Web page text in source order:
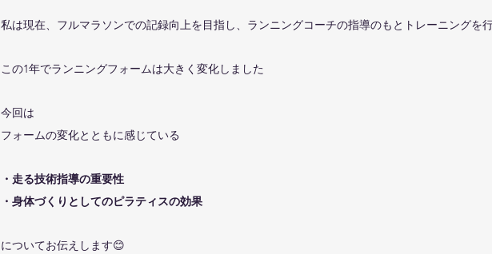
私は現在、フルマラソンでの記録向上を目指し、ランニングコーチの指導のもとトレーニングを
この1年でランニングフォームは大きく変化しました
今回は
フォームの変化とともに感じている
・走る技術指導の重要性
・身体づくりとしてのピラティスの効果
についてお伝えします😊